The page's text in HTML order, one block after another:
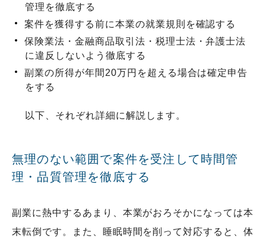
管理を徹底する
案件を獲得する前に本業の就業規則を確認する
保険業法・金融商品取引法・税理士法・弁護士法
に違反しないよう徹底する
副業の所得が年間20万円を超える場合は確定申告
をする
以下、それぞれ詳細に解説します。
無理のない範囲で案件を受注して時間管
理・品質管理を徹底する
副業に熱中するあまり、本業がおろそかになっては本
末転倒です。また、睡眠時間を削って対応すると、体